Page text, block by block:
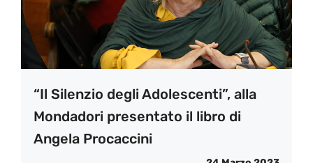
“Il Silenzio degli Adolescenti”, alla
Mondadori presentato il libro di
Angela Procaccini